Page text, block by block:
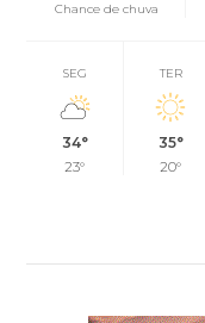
Chance de chuva
SEG
34°
23°
TER
35°
20°